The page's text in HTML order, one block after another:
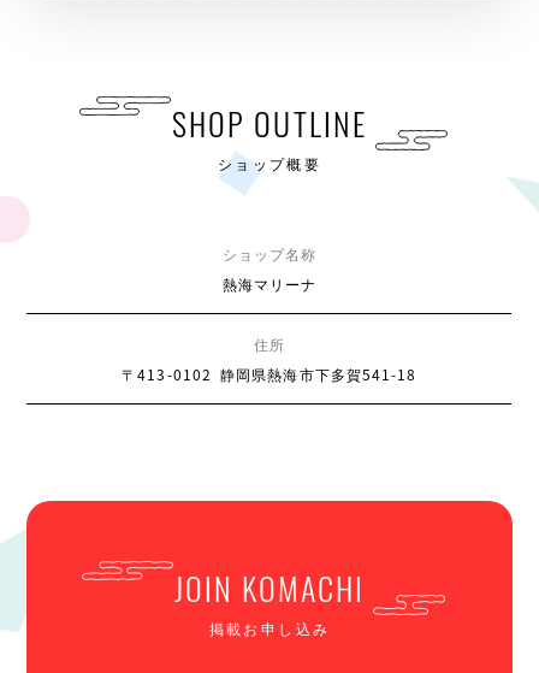
SHOP OUTLINE
ショップ概要
ショップ名称
熱海マリーナ
住所
〒413-0102 静岡県熱海市下多賀541-18
JOIN KOMACHI
掲載お申し込み